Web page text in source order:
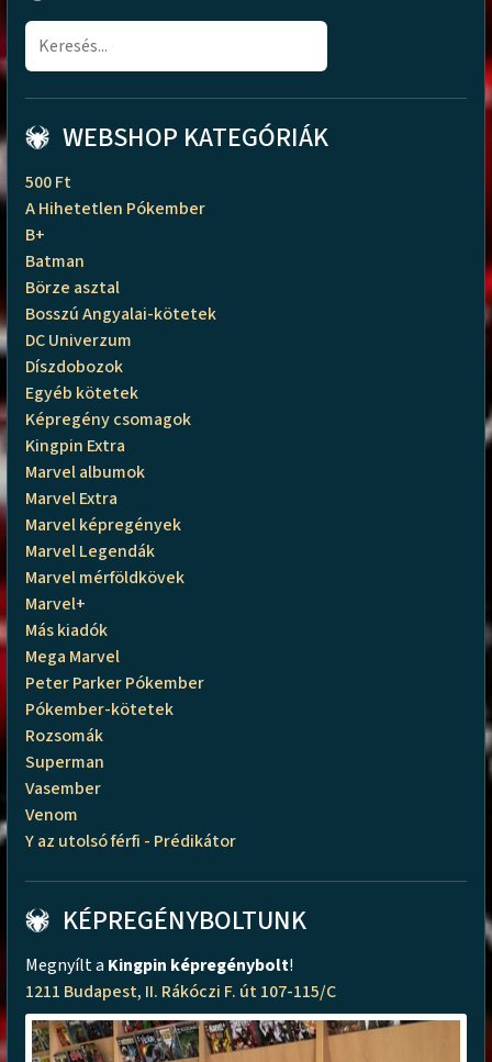
WEBSHOP KATEGÓRIÁK
500 Ft
A Hihetetlen Pókember
B+
Batman
Börze asztal
Bosszú Angyalai-kötetek
DC Univerzum
Díszdobozok
Egyéb kötetek
Képregény csomagok
Kingpin Extra
Marvel albumok
Marvel Extra
Marvel képregények
Marvel Legendák
Marvel mérföldkövek
Marvel+
Más kiadók
Mega Marvel
Peter Parker Pókember
Pókember-kötetek
Rozsomák
Superman
Vasember
Venom
Y az utolsó férfi - Prédikátor
KÉPREGÉNYBOLTUNK
Megnyílt a Kingpin képregénybolt!
1211 Budapest, II. Rákóczi F. út 107-115/C